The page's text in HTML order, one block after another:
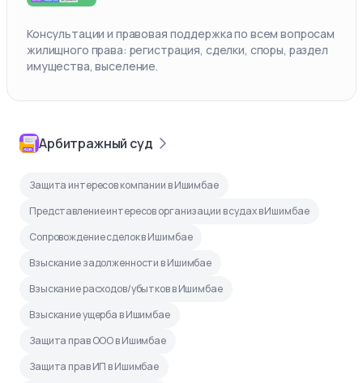
Консультации и правовая поддержка по всем вопросам
жилищного права: регистрация, сделки, споры, раздел
имущества, выселение.
Арбитражный суд
Защита интересов компании в Ишимбае
Представление интересов организации в судах в Ишимбае
Сопровождение сделок в Ишимбае
Взыскание задолженности в Ишимбае
Взыскание расходов/убытков в Ишимбае
Взыскание ущерба в Ишимбае
Защита прав ООО в Ишимбае
Защита прав ИП в Ишимбае